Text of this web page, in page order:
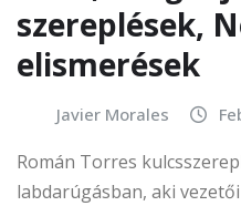
szereplések,
elismerések
Javier Morales
Román Torres
labdarúgásban, aki